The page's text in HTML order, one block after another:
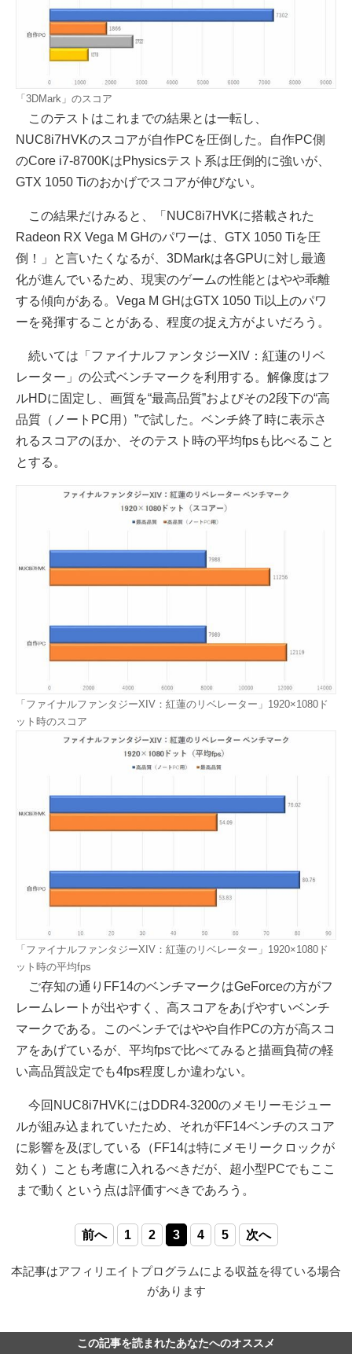
「3DMark」のスコア
このテストはこれまでの結果とは一転し、
NUC8i7HVKのスコアが自作PCを圧倒した。自作PC側
のCore i7-8700KはPhysicsテスト系は圧倒的に強いが、
GTX 1050 Tiのおかげでスコアが伸びない。
この結果だけみると、「NUC8i7HVKに搭載された
Radeon RX Vega M GHのパワーは、GTX 1050 Tiを圧
倒！」と言いたくなるが、3DMarkは各GPUに対し最適
化が進んでいるため、現実のゲームの性能とはやや乖離
する傾向がある。Vega M GHはGTX 1050 Ti以上のパワ
ーを発揮することがある、程度の捉え方がよいだろう。
続いては「ファイナルファンタジーXIV：紅蓮のリベ
レーター」の公式ベンチマークを利用する。解像度はフ
ルHDに固定し、画質を“最高品質”およびその2段下の“高
品質（ノートPC用）”で試した。ベンチ終了時に表示さ
れるスコアのほか、そのテスト時の平均fpsも比べること
とする。
「ファイナルファンタジーXIV：紅蓮のリベレーター」1920×1080ド
ット時のスコア
「ファイナルファンタジーXIV：紅蓮のリベレーター」1920×1080ド
ット時の平均fps
ご存知の通りFF14のベンチマークはGeForceの方がフ
レームレートが出やすく、高スコアをあげやすいベンチ
マークである。このベンチではやや自作PCの方が高スコ
アをあげているが、平均fpsで比べてみると描画負荷の軽
い高品質設定でも4fps程度しか違わない。
今回NUC8i7HVKにはDDR4-3200のメモリーモジュー
ルが組み込まれていたため、それがFF14ベンチのスコア
に影響を及ぼしている（FF14は特にメモリークロックが
効く）ことも考慮に入れるべきだが、超小型PCでもここ
まで動くという点は評価すべきであろう。
前へ 1 2 3 4 5 次へ
本記事はアフィリエイトプログラムによる収益を得ている場合
があります
この記事を読まれたあなたへのオススメ